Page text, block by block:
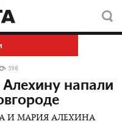
598
напали
И МАРИЯ АЛЕХИНА